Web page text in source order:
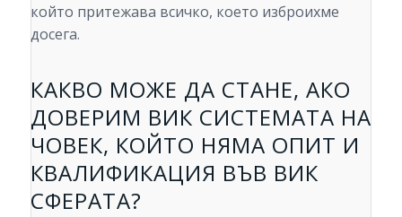
който притежава всичко, което изброихме
досега.
КАКВО МОЖЕ ДА СТАНЕ, АКО
ДОВЕРИМ ВИК СИСТЕМАТА НА
ЧОВЕК, КОЙТО НЯМА ОПИТ И
КВАЛИФИКАЦИЯ ВЪВ ВИК
СФЕРАТА?